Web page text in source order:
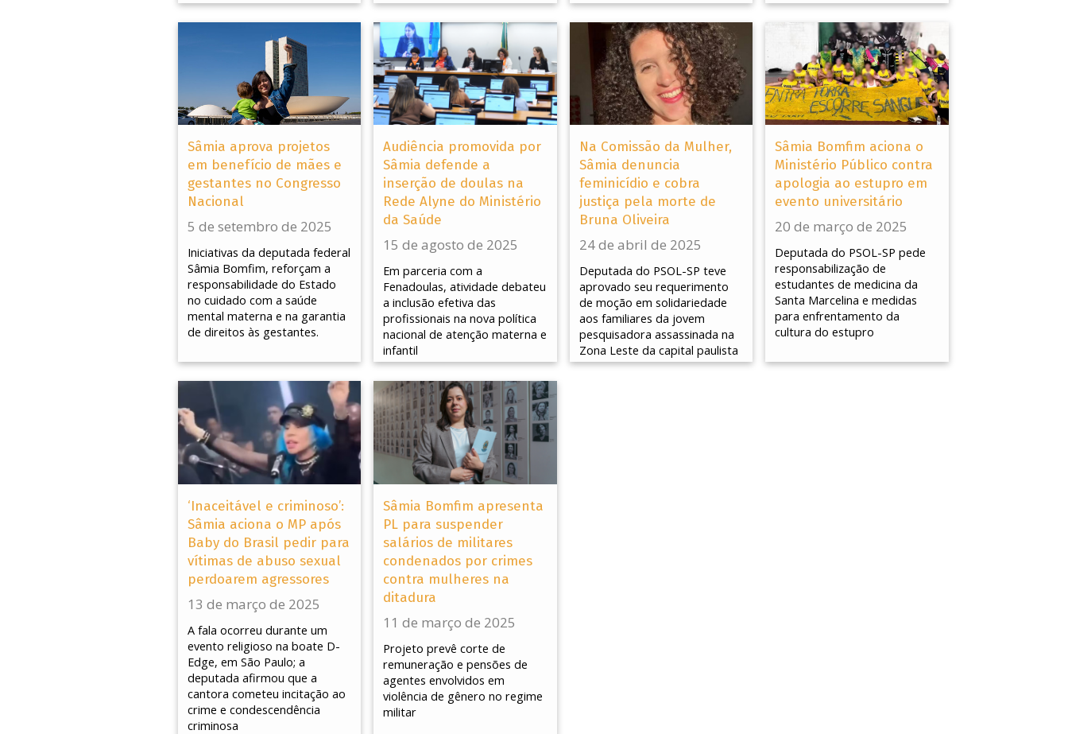
Sâmia aprova projetos
em benefício de mães e
gestantes no Congresso
Nacional
5 de setembro de 2025
Iniciativas da deputada federal
Sâmia Bomfim, reforçam a
responsabilidade do Estado
no cuidado com a saúde
mental materna e na garantia
de direitos às gestantes.
Audiência promovida por
Sâmia defende a
inserção de doulas na
Rede Alyne do Ministério
da Saúde
15 de agosto de 2025
Em parceria com a
Fenadoulas, atividade debateu
a inclusão efetiva das
profissionais na nova política
nacional de atenção materna e
infantil
Na Comissão da Mulher,
Sâmia denuncia
feminicídio e cobra
justiça pela morte de
Bruna Oliveira
24 de abril de 2025
Deputada do PSOL-SP teve
aprovado seu requerimento
de moção em solidariedade
aos familiares da jovem
pesquisadora assassinada na
Zona Leste da capital paulista
Sâmia Bomfim aciona o
Ministério Público contra
apologia ao estupro em
evento universitário
20 de março de 2025
Deputada do PSOL-SP pede
responsabilização de
estudantes de medicina da
Santa Marcelina e medidas
para enfrentamento da
cultura do estupro
‘Inaceitável e criminoso’:
Sâmia aciona o MP após
Baby do Brasil pedir para
vítimas de abuso sexual
perdoarem agressores
13 de março de 2025
A fala ocorreu durante um
evento religioso na boate D-
Edge, em São Paulo; a
deputada afirmou que a
cantora cometeu incitação ao
crime e condescendência
criminosa
Sâmia Bomfim apresenta
PL para suspender
salários de militares
condenados por crimes
contra mulheres na
ditadura
11 de março de 2025
Projeto prevê corte de
remuneração e pensões de
agentes envolvidos em
violência de gênero no regime
militar